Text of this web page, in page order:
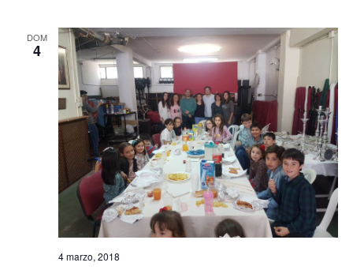
n
v
e
g
a
c
ó
e
g
a
c
i
ó
n
DOM
4
4 marzo, 2018